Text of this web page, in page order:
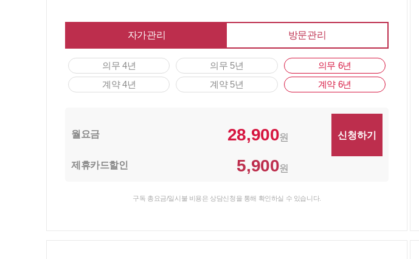
자가관리 방문관리
의무 4년
계약 4년
의무 5년
계약 5년
의무 6년
계약 6년
월요금 28,900원
제휴카드할인 5,900원
구독 총요금/일시불 비용은 상담신청을 통해 확인하실 수 있습니다.